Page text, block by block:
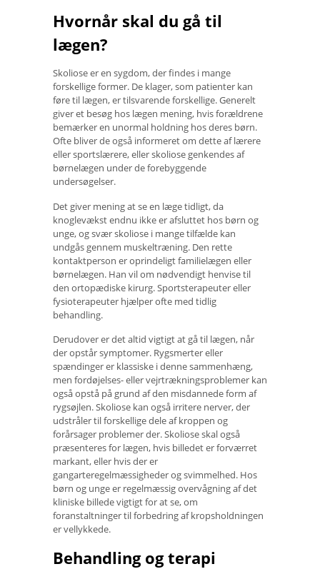
Hvornår skal du gå til
lægen?
Skoliose er en sygdom, der findes i mange
forskellige former. De klager, som patienter kan
føre til lægen, er tilsvarende forskellige. Generelt
giver et besøg hos lægen mening, hvis forældrene
bemærker en unormal holdning hos deres børn.
Ofte bliver de også informeret om dette af lærere
eller sportslærere, eller skoliose genkendes af
børnelægen under de forebyggende
undersøgelser.
Det giver mening at se en læge tidligt, da
knoglevækst endnu ikke er afsluttet hos børn og
unge, og svær skoliose i mange tilfælde kan
undgås gennem muskeltræning. Den rette
kontaktperson er oprindeligt familielægen eller
børnelægen. Han vil om nødvendigt henvise til
den ortopædiske kirurg. Sportsterapeuter eller
fysioterapeuter hjælper ofte med tidlig
behandling.
Derudover er det altid vigtigt at gå til lægen, når
der opstår symptomer. Rygsmerter eller
spændinger er klassiske i denne sammenhæng,
men fordøjelses- eller vejrtrækningsproblemer kan
også opstå på grund af den misdannede form af
rygsøjlen. Skoliose kan også irritere nerver, der
udstråler til forskellige dele af kroppen og
forårsager problemer der. Skoliose skal også
præsenteres for lægen, hvis billedet er forværret
markant, eller hvis der er
gangarteregelmæssigheder og svimmelhed. Hos
børn og unge er regelmæssig overvågning af det
kliniske billede vigtigt for at se, om
foranstaltninger til forbedring af kropsholdningen
er vellykkede.
Behandling og terapi